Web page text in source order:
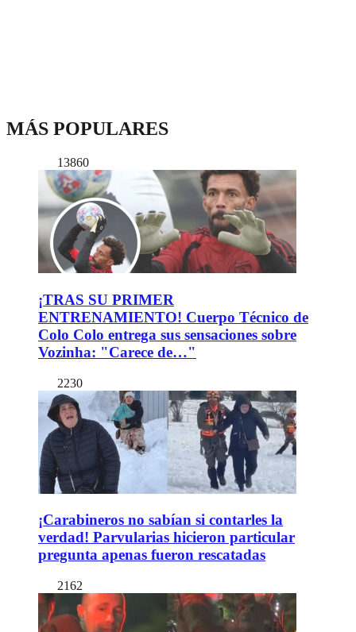
MÁS POPULARES
13860
¡TRAS SU PRIMER
ENTRENAMIENTO! Cuerpo Técnico de
Colo Colo entrega sus sensaciones sobre
Vozinha: "Carece de…"
2230
¡Carabineros no sabían si contarles la
verdad! Parvularias hicieron particular
pregunta apenas fueron rescatadas
2162